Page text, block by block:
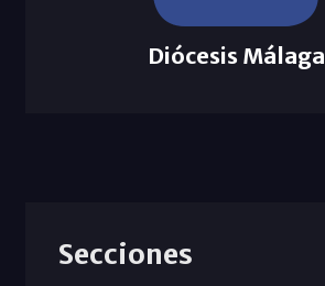
Diócesis Málaga
Secciones